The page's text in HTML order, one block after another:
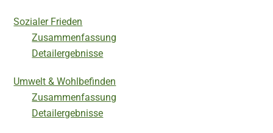
Sozialer Frieden
Zusammenfassung
Detailergebnisse
Umwelt & Wohlbefinden
Zusammenfassung
Detailergebnisse